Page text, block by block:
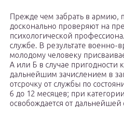
Прежде чем забрать в армию,
досконально проверяют на
психологической
службе. В результате военно-
молодому человеку
А или Б в случае пригодности
дальнейшим зачислением в
отсрочку от службы по
6 до 12 месяцев; при
освобождается от